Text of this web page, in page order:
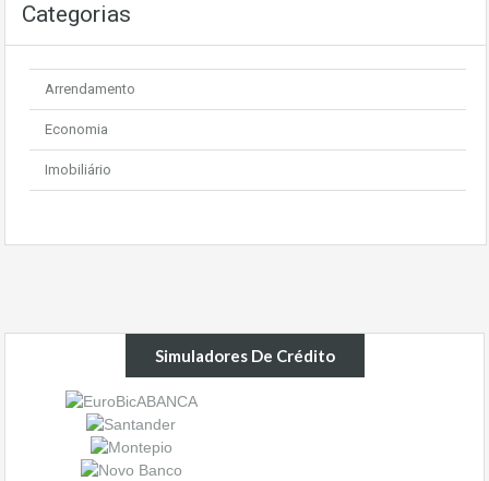
Categorias
Arrendamento
Economia
Imobiliário
Simuladores De Crédito